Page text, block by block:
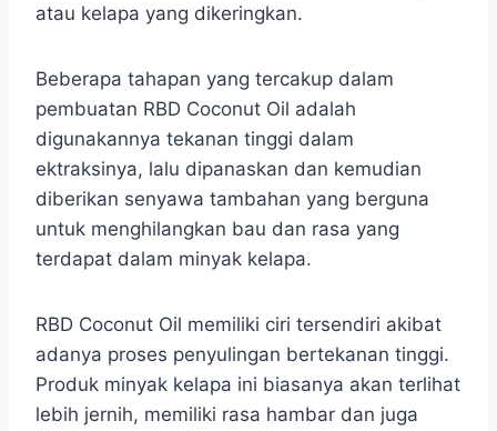
atau kelapa yang dikeringkan.
Beberapa tahapan yang tercakup dalam
pembuatan RBD Coconut Oil adalah
digunakannya tekanan tinggi dalam
ektraksinya, lalu dipanaskan dan kemudian
diberikan senyawa tambahan yang berguna
untuk menghilangkan bau dan rasa yang
terdapat dalam minyak kelapa.
RBD Coconut Oil memiliki ciri tersendiri akibat
adanya proses penyulingan bertekanan tinggi.
Produk minyak kelapa ini biasanya akan terlihat
lebih jernih, memiliki rasa hambar dan juga